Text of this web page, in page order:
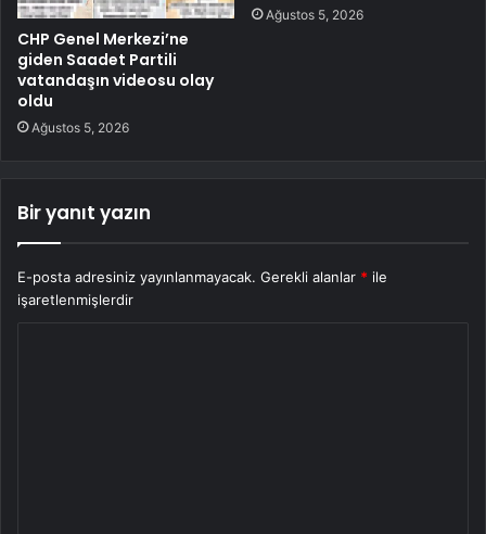
CHP Genel Merkezi’ne
giden Saadet Partili
vatandaşın videosu olay
oldu
Ağustos 5, 2026
Ağustos 5, 2026
Bir yanıt yazın
E-posta adresiniz yayınlanmayacak. Gerekli alanlar * ile
işaretlenmişlerdir